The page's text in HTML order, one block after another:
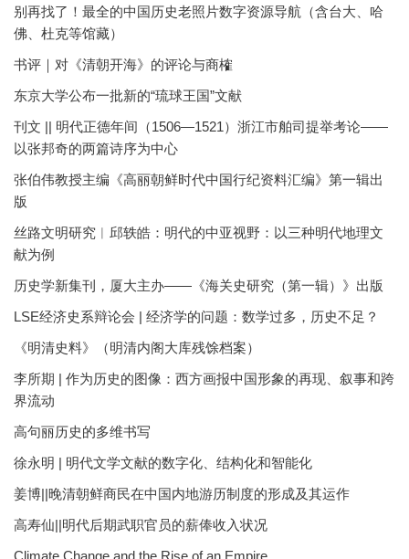
别再找了！最全的中国历史老照片数字资源导航（含台大、哈
佛、杜克等馆藏）
书评｜对《清朝开海》的评论与商榷
东京大学公布一批新的“琉球王国”文献
刊文 || 明代正德年间（1506—1521）浙江市舶司提举考论——
以张邦奇的两篇诗序为中心
张伯伟教授主编《高丽朝鲜时代中国行纪资料汇编》第一辑出
版
丝路文明研究︱邱轶皓：明代的中亚视野：以三种明代地理文
献为例
历史学新集刊，厦大主办——《海关史研究（第一辑）》出版
LSE经济史系辩论会 | 经济学的问题：数学过多，历史不足？
《明清史料》（明清内阁大库残馀档案）
李所期 | 作为历史的图像：西方画报中国形象的再现、叙事和跨
界流动
高句丽历史的多维书写
徐永明 | 明代文学文献的数字化、结构化和智能化
姜博||晚清朝鲜商民在中国内地游历制度的形成及其运作
高寿仙||明代后期武职官员的薪俸收入状况
Climate Change and the Rise of an Empire